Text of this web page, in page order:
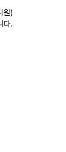
원)
다.